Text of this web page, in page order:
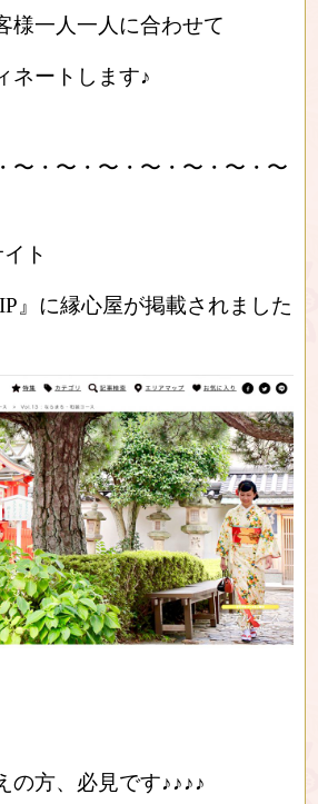
様一人一人に合わせて
ネートします♪
〜・〜・〜・〜・〜・〜・〜
ト
』に縁心屋が掲載されました
の方、必見です♪♪♪♪